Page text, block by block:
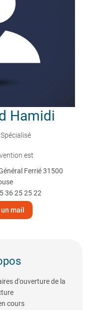
Hamidi
est
Ferrié 31500
36 25 25 22
mail
d'ouverture de la
cours